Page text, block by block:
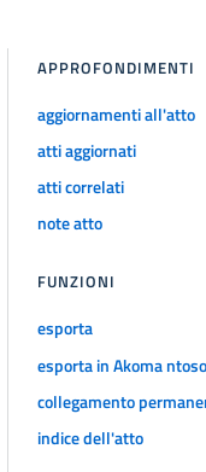
APPROFONDIMENTI
aggiornamenti all'atto
atti aggiornati
atti correlati
note atto
FUNZIONI
esporta
esporta in Akoma ntoso
collegamento
indice dell'atto